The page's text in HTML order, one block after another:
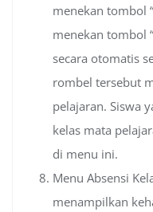
menekan tombol
menekan tombol
secara otomatis
rombel tersebut
pelajaran. Siswa
kelas mata
di menu ini.
Menu Absensi
menampilkan